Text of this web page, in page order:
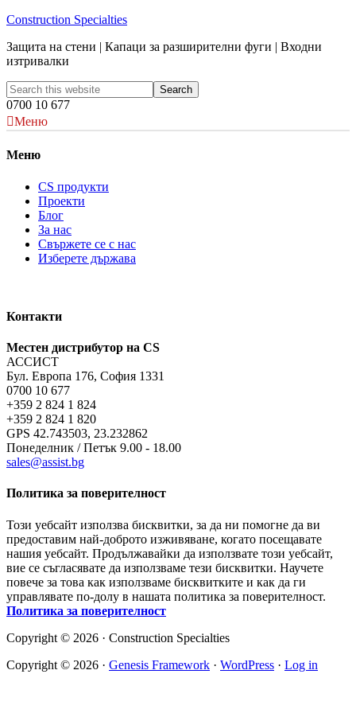
Construction Specialties
Защита на стени | Капаци за разширителни фуги | Входни
изтривалки
0700 10 677
Меню
Меню
CS продукти
Проекти
Блог
За нас
Свържете се с нас
Изберете държава
Контакти
Местен дистрибутор на CS
АССИСТ
Бул. Европа 176, София 1331
0700 10 677
+359 2 824 1 824
+359 2 824 1 820
GPS 42.743503, 23.232862
Понеделник / Петък 9.00 - 18.00
sales@assist.bg
Политика за поверителност
Този уебсайт използва бисквитки, за да ни помогне да ви
предоставим най-доброто изживяване, когато посещавате
нашия уебсайт. Продължавайки да използвате този уебсайт,
вие се съгласявате да използваме тези бисквитки. Научете
повече за това как използваме бисквитките и как да ги
управлявате по-долу в нашата политика за поверителност.
Политика за поверителност
Copyright © 2026 · Construction Specialties
Copyright © 2026 · Genesis Framework · WordPress · Log in